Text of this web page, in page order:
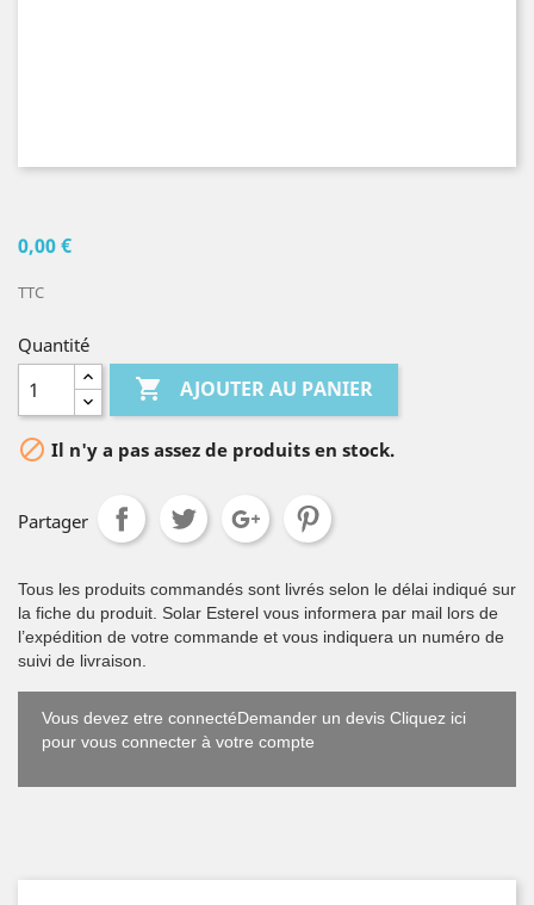
0,00 €
TTC
Quantité
 AJOUTER AU PANIER
 Il n'y a pas assez de produits en stock.
Partager
Tous les produits commandés sont livrés selon le délai indiqué sur
la fiche du produit. Solar Esterel vous informera par mail lors de
l’expédition de votre commande et vous indiquera un numéro de
suivi de livraison.
Vous devez etre connectéDemander un devis Cliquez ici
pour vous connecter à votre compte